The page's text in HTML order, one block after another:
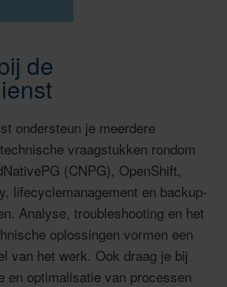
de
ondersteun je meerdere
vraagstukken rondom
(CNPG), OpenShift,
lifecyclemanagement en backup-
Analyse, troubleshooting en het
oplossingen vormen een
van het werk. Ook draag je bij
en optimalisatie van processen